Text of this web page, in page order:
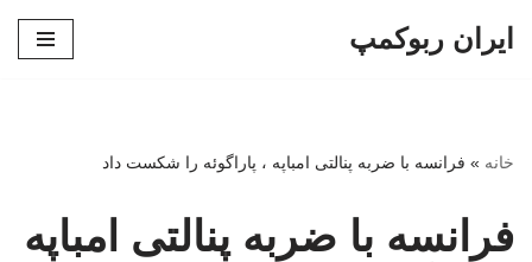
ایران ربوکمپ
خانه » فرانسه با ضربه پنالتی امباپه ، پاراگوئه را شکست داد
فرانسه با ضربه پنالتی امباپه